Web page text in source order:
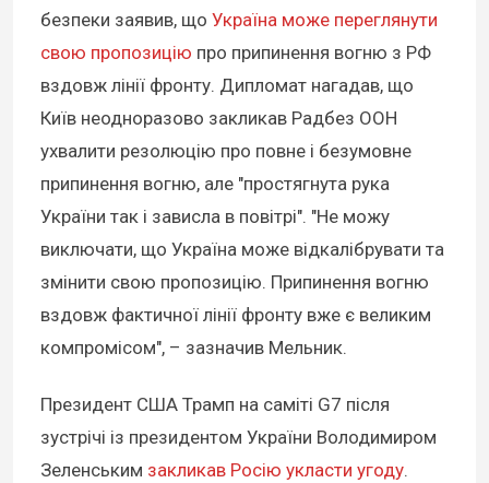
безпеки заявив, що Україна може переглянути
свою пропозицію про припинення вогню з РФ
вздовж лінії фронту. Дипломат нагадав, що
Київ неодноразово закликав Радбез ООН
ухвалити резолюцію про повне і безумовне
припинення вогню, але "простягнута рука
України так і зависла в повітрі". "Не можу
виключати, що Україна може відкалібрувати та
змінити свою пропозицію. Припинення вогню
вздовж фактичної лінії фронту вже є великим
компромісом", – зазначив Мельник.
Президент США Трамп на саміті G7 після
зустрічі із президентом України Володимиром
Зеленським закликав Росію укласти угоду.